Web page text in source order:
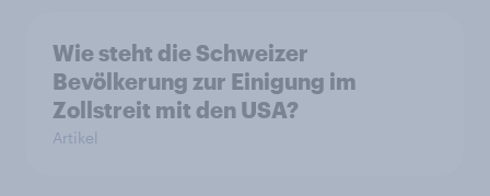
Wie steht die Schweizer
Bevölkerung zur Einigung im
Zollstreit mit den USA?
Artikel